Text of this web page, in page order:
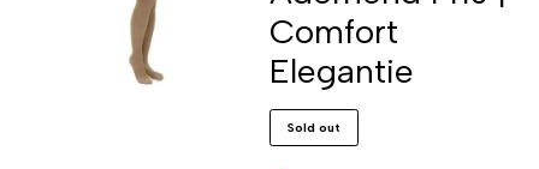
Comfort
Elegantie
Sold out